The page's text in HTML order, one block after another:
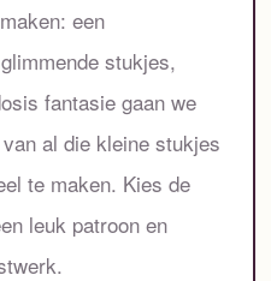
een
stukjes,
fantasie gaan we
al die kleine stukjes
te maken. Kies de
leuk patroon en